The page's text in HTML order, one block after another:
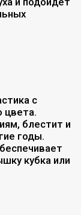
с
цвета.
блестит и
годы.
кубка или